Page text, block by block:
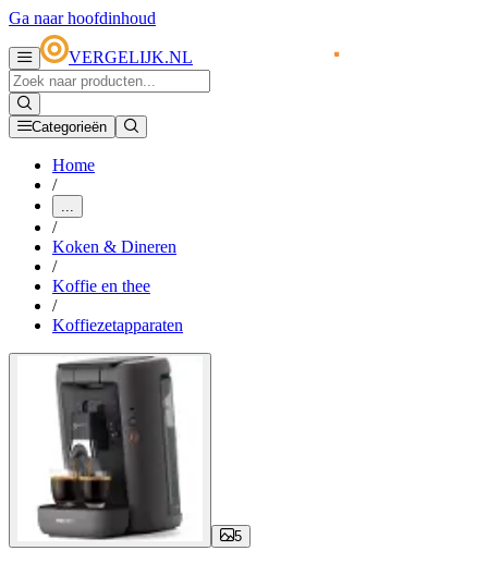
Ga naar hoofdinhoud
VERGELIJK.NL
Categorieën
Home
/
...
/
Koken & Dineren
/
Koffie en thee
/
Koffiezetapparaten
5